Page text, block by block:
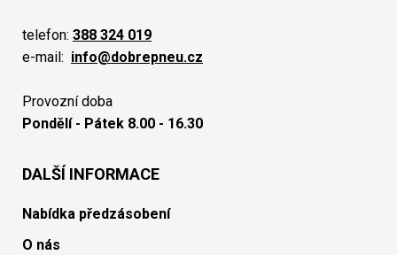
telefon: 388 324 019
e-mail: info@dobrepneu.cz
Provozní doba
Pondělí - Pátek 8.00 - 16.30
DALŠÍ INFORMACE
Nabídka předzásobení
O nás